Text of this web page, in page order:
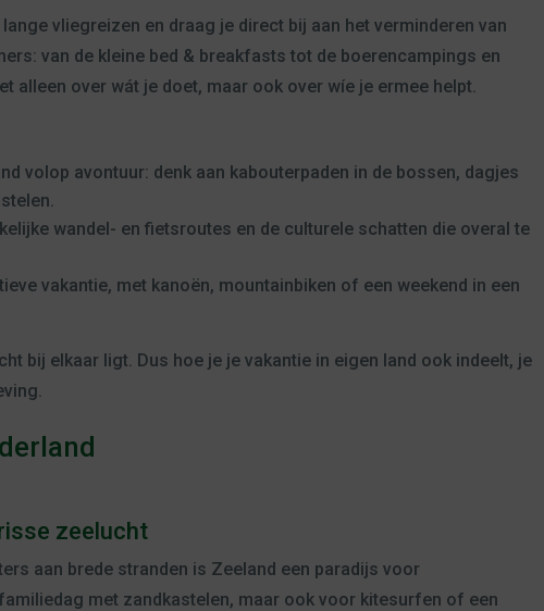
vliegreizen en draag je direct bij aan het verminderen van
van de kleine bed & breakfasts tot de boerencampings en
alleen over wát je doet, maar ook over wíe je ermee helpt.
volop avontuur: denk aan kabouterpaden in de bossen, dagjes
wandel- en fietsroutes en de culturele schatten die overal te
vakantie, met kanoën, mountainbiken of een weekend in een
bij elkaar ligt. Dus hoe je je vakantie in eigen land ook indeelt, je
zeelucht
aan brede stranden is Zeeland een paradijs voor
met zandkastelen, maar ook voor kitesurfen of een